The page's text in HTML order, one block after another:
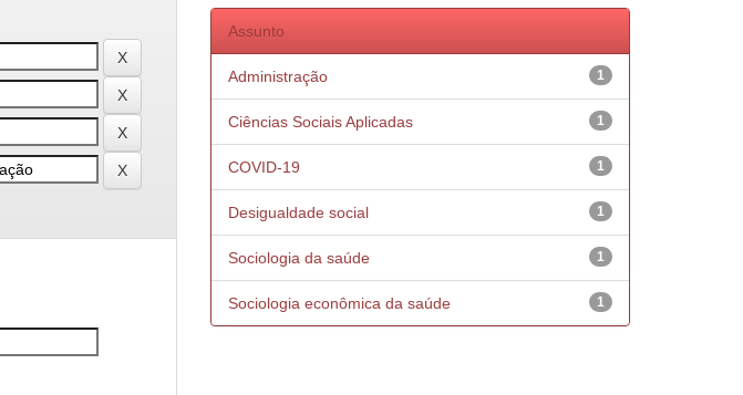
Assunto
1
Administração
1
Ciências Sociais Aplicadas
1
COVID-19
1
Desigualdade social
1
Sociologia da saúde
1
Sociologia econômica da saúde